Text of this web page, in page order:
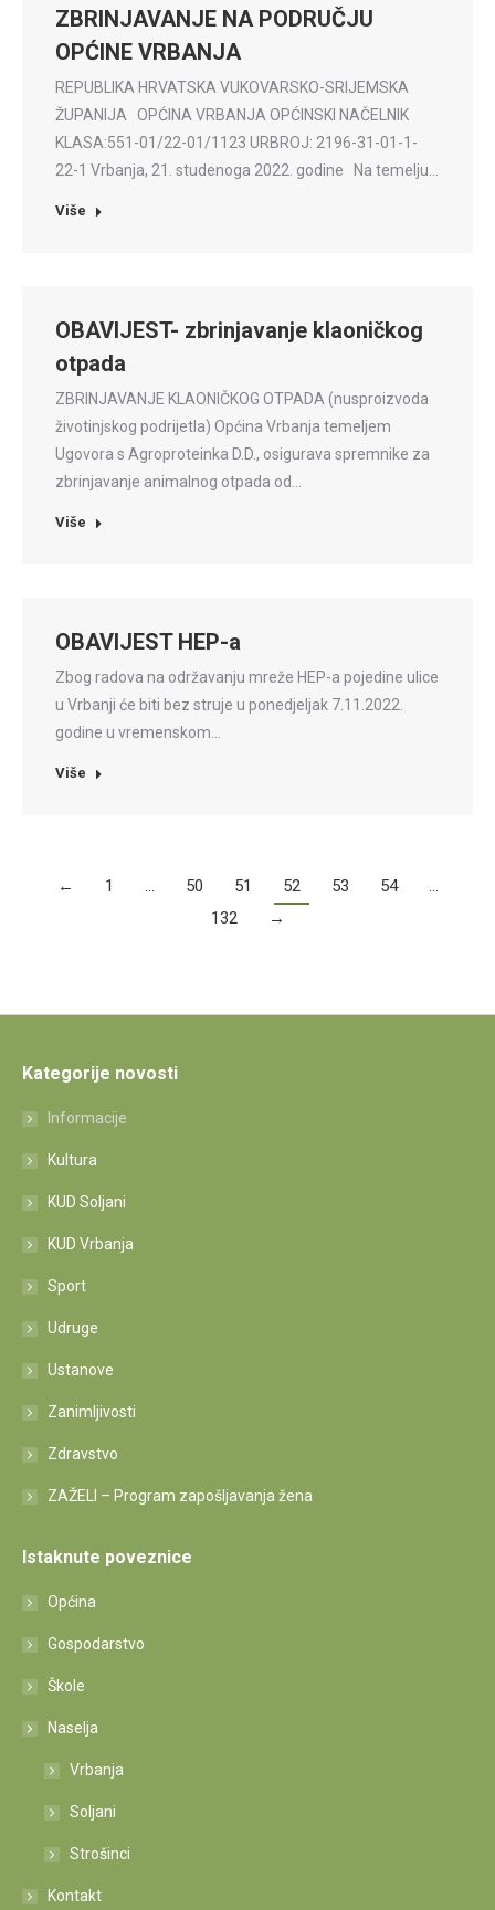
ZBRINJAVANJE NA PODRUČJU
OPĆINE VRBANJA
REPUBLIKA HRVATSKA VUKOVARSKO-SRIJEMSKA
ŽUPANIJA OPĆINA VRBANJA OPĆINSKI NAČELNIK
KLASA:551-01/22-01/1123 URBROJ: 2196-31-01-1-
22-1 Vrbanja, 21. studenoga 2022. godine Na temelju…
Više
OBAVIJEST- zbrinjavanje klaoničkog
otpada
ZBRINJAVANJE KLAONIČKOG OTPADA (nusproizvoda
životinjskog podrijetla) Općina Vrbanja temeljem
Ugovora s Agroproteinka D.D., osigurava spremnike za
zbrinjavanje animalnog otpada od…
Više
OBAVIJEST HEP-a
Zbog radova na održavanju mreže HEP-a pojedine ulice
u Vrbanji će biti bez struje u ponedjeljak 7.11.2022.
godine u vremenskom…
Više
← 1 … 50 51 52 53 54
…
132
→
Kategorije novosti
Informacije
Kultura
KUD Soljani
KUD Vrbanja
Sport
Udruge
Ustanove
Zanimljivosti
Zdravstvo
ZAŽELI – Program zapošljavanja žena
Istaknute poveznice
Općina
Gospodarstvo
Škole
Naselja
Vrbanja
Soljani
Strošinci
Kontakt